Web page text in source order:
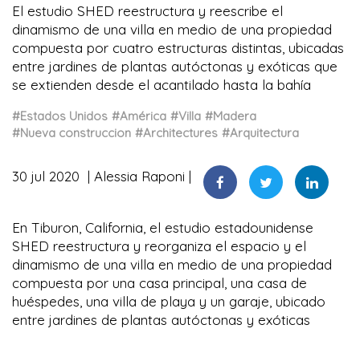
El estudio SHED reestructura y reescribe el
dinamismo de una villa en medio de una propiedad
compuesta por cuatro estructuras distintas, ubicadas
entre jardines de plantas autóctonas y exóticas que
se extienden desde el acantilado hasta la bahía
#Estados Unidos #América #Villa #Madera
#Nueva construccion #Architectures #Arquitectura
30 jul 2020 Alessia Raponi
En Tiburon, California, el estudio estadounidense
SHED reestructura y reorganiza el espacio y el
dinamismo de una villa en medio de una propiedad
compuesta por una casa principal, una casa de
huéspedes, una villa de playa y un garaje, ubicado
entre jardines de plantas autóctonas y exóticas